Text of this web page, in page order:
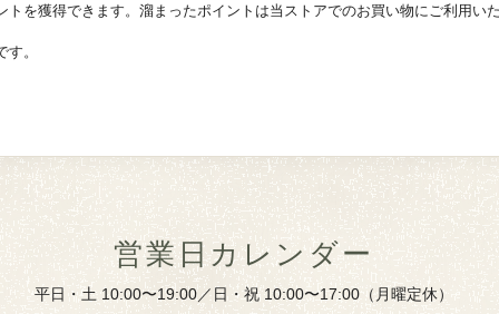
を獲得できます。溜まったポイントは当ストアでのお買い物にご利用い
す。
営業日カレンダー
平日・土 10:00〜19:00／日・祝 10:00〜17:00（月曜定休）